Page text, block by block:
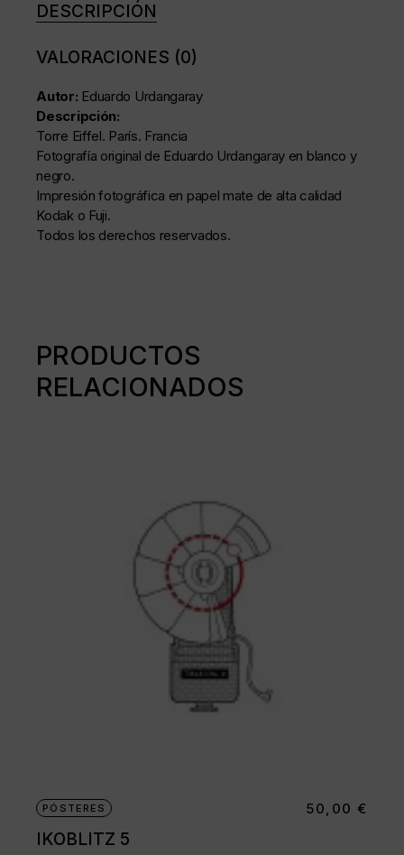
DESCRIPCIÓN
VALORACIONES (0)
Autor: Eduardo Urdangaray
Descripción:
Torre Eiffel. París. Francia
Fotografía original de Eduardo Urdangaray en blanco y
negro.
Impresión fotográfica en papel mate de alta calidad
Kodak o Fuji.
Todos los derechos reservados.
PRODUCTOS
RELACIONADOS
PÓSTERES
IKOBLITZ 5
50,00 €